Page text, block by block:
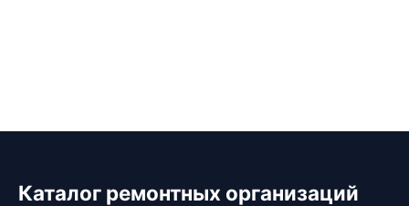
Каталог ремонтных организаций